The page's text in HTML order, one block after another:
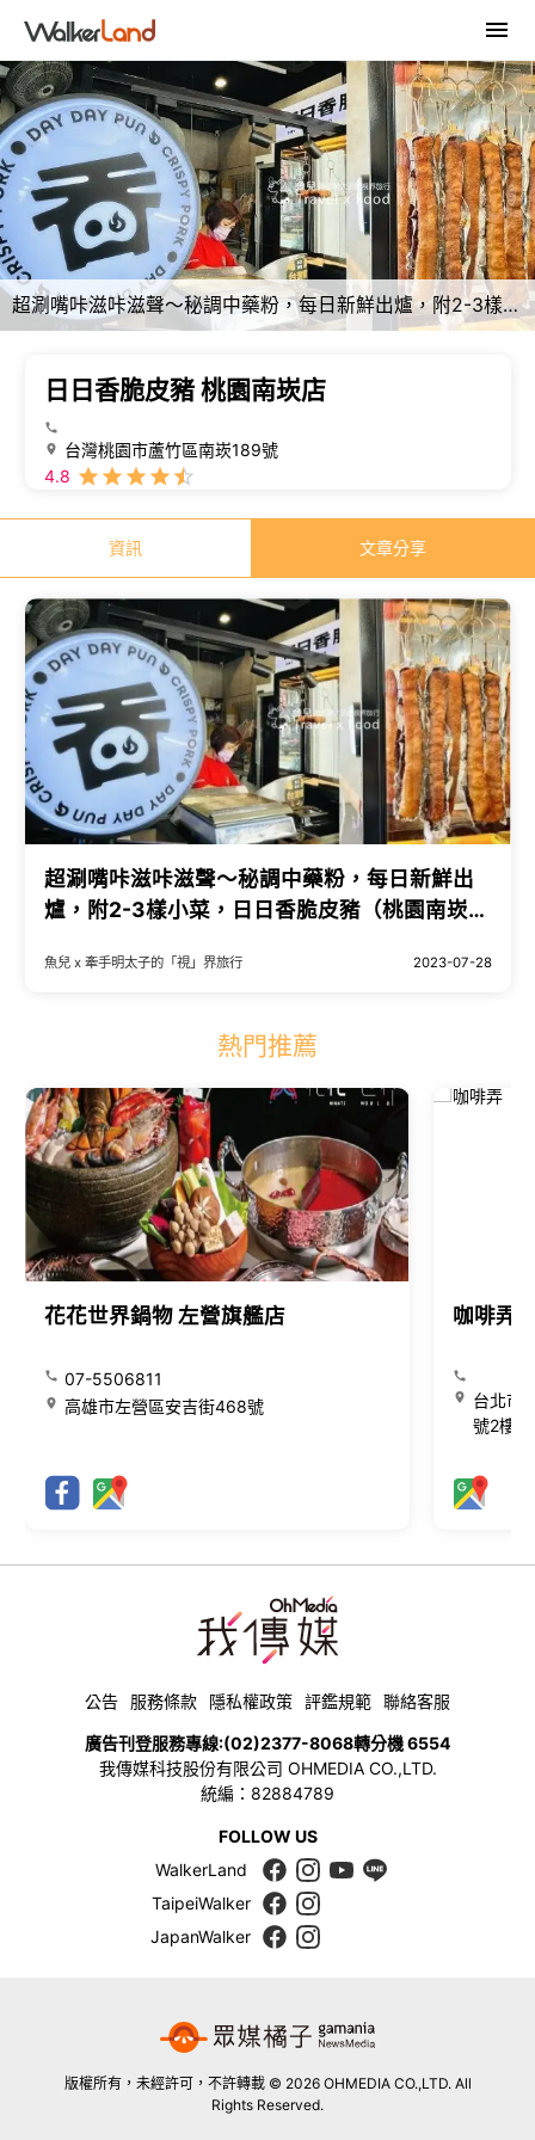
超涮嘴咔滋咔滋聲～秘調中藥粉，每日新鮮出爐，附2-3樣小菜，日日香脆皮豬（桃園南崁店）
日日香脆皮豬 桃園南崁店
台灣桃園市蘆竹區南崁189號
4.8
資訊 文章分享
超涮嘴咔滋咔滋聲～秘調中藥粉，每日新鮮出
爐，附2-3樣小菜，日日香脆皮豬（桃園南崁
魚兒 x 牽手明太子的「視」界旅行 2023-07-28
熱門推薦
花花世界鍋物 左營旗艦店
07-5506811
高雄市左營區安吉街468號
咖啡弄
台北市
號2樓
公告 服務條款 隱私權政策 評鑑規範 聯絡客服
廣告刊登服務專線:(02)2377-8068轉分機 6554
我傳媒科技股份有限公司 OHMEDIA CO.,LTD.
統編：82884789
FOLLOW US
WalkerLand
TaipeiWalker
JapanWalker
版權所有，未經許可，不許轉載 © 2026 OHMEDIA CO.,LTD. All
Rights Reserved.